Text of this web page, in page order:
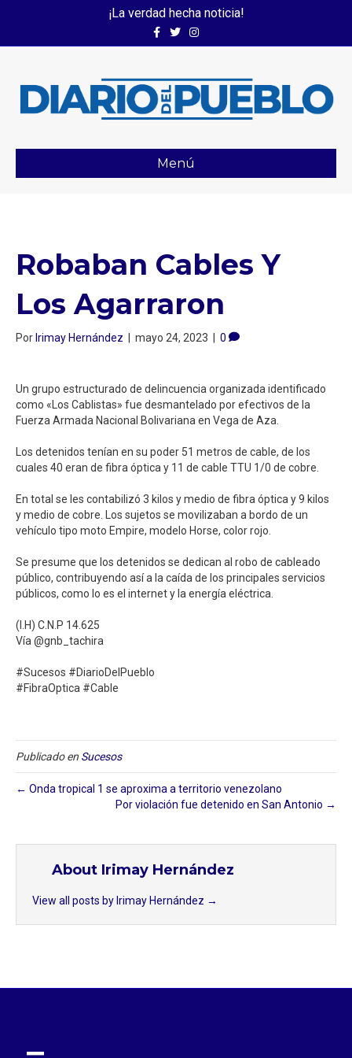
¡La verdad hecha noticia!
FacebookTwitterInstagram
Menú
Robaban Cables Y
Los Agarraron⁣
PorIrimay Hernández | mayo 24, 2023 | 0
Un grupo estructurado de delincuencia organizada identificado
como «Los Cablistas» fue desmantelado por efectivos de la
Fuerza Armada Nacional Bolivariana en Vega de Aza. ⁣
Los detenidos tenían en su poder 51 metros de cable, de los
cuales 40 eran de fibra óptica y 11 de cable TTU 1/0 de cobre. ⁣
En total se les contabilizó 3 kilos y medio de fibra óptica y 9 kilos
y medio de cobre. Los sujetos se movilizaban a bordo de un
vehículo tipo moto Empire, modelo Horse, color rojo. ⁣
Se presume que los detenidos se dedican al robo de cableado
público, contribuyendo así a la caída de los principales servicios
públicos, como lo es el internet y la energía eléctrica. ⁣
(I.H) C.N.P 14.625⁣⁣
Vía @gnb_tachira⁣
#Sucesos #DiarioDelPueblo⁣
#FibraOptica #Cable
Publicado en Sucesos
← Onda tropical 1 se aproxima a territorio venezolano⁣
Por violación fue detenido en San Antonio⁣ →
About Irimay Hernández
View all posts by Irimay Hernández →